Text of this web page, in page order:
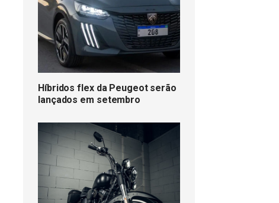
Híbridos flex da Peugeot serão
lançados em setembro